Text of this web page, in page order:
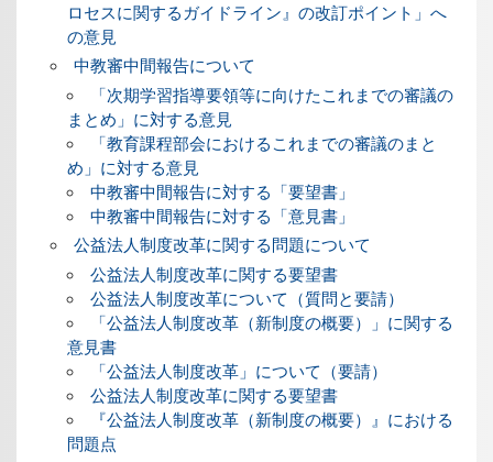
ロセスに関するガイドライン』の改訂ポイント」へ
の意見
中教審中間報告について
「次期学習指導要領等に向けたこれまでの審議の
まとめ」に対する意見
「教育課程部会におけるこれまでの審議のまと
め」に対する意見
中教審中間報告に対する「要望書」
中教審中間報告に対する「意見書」
公益法人制度改革に関する問題について
公益法人制度改革に関する要望書
公益法人制度改革について（質問と要請）
「公益法人制度改革（新制度の概要）」に関する
意見書
「公益法人制度改革」について（要請）
公益法人制度改革に関する要望書
『公益法人制度改革（新制度の概要）』における
問題点